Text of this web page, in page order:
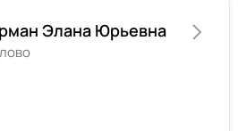
Элана Юрьевна